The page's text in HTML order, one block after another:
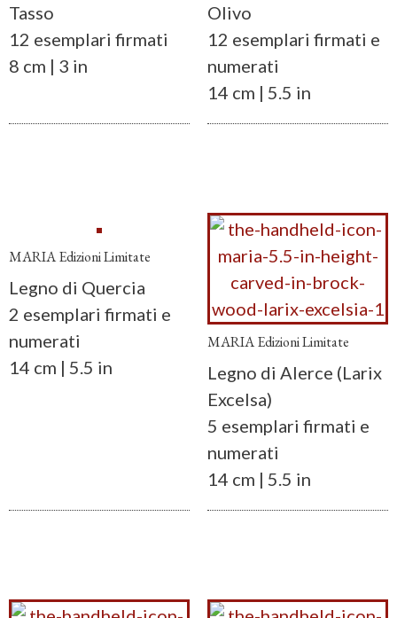
Tasso
12 esemplari firmati
8 cm | 3 in
Olivo
12 esemplari firmati e
numerati
14 cm | 5.5 in
MARIA Edizioni Limitate
Legno di Quercia
2 esemplari firmati e
numerati
14 cm | 5.5 in
MARIA Edizioni Limitate
Legno di Alerce (Larix
Excelsa)
5 esemplari firmati e
numerati
14 cm | 5.5 in